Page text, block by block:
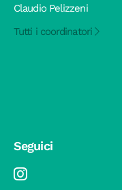
Claudio Pelizzeni
Tutti i coordinatori
Seguici